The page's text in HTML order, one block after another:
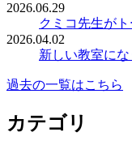
2026.06.29
クミコ先生が
2026.04.02
新しい教室にな
過去の一覧はこちら
カテゴリ